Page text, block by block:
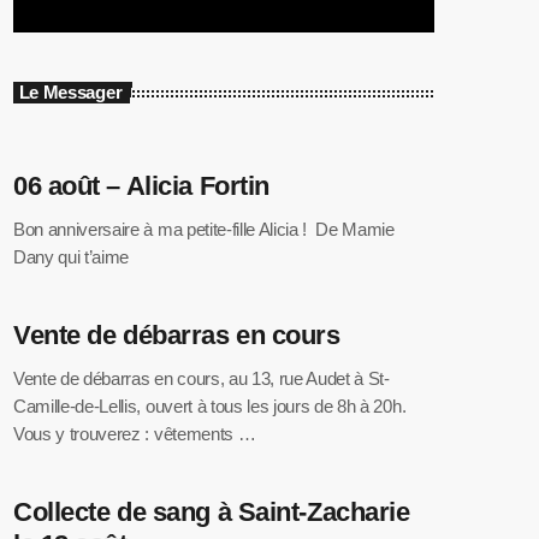
Le Messager
06 août – Alicia Fortin
Bon anniversaire à ma petite-fille Alicia ! De Mamie
Dany qui t’aime
Vente de débarras en cours
Vente de débarras en cours, au 13, rue Audet à St-
Camille-de-Lellis, ouvert à tous les jours de 8h à 20h.
Vous y trouverez : vêtements …
Collecte de sang à Saint-Zacharie